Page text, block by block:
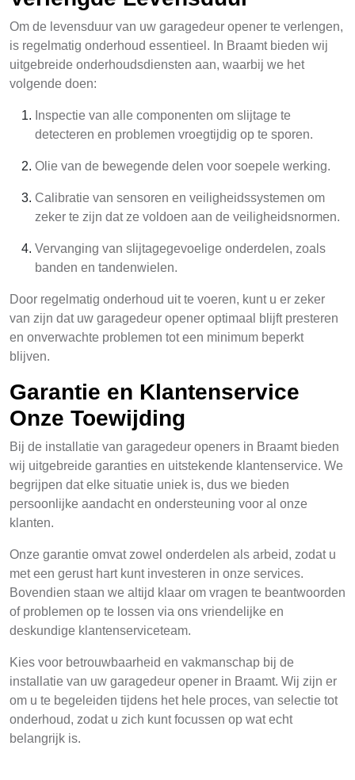
Om de levensduur van uw garagedeur opener te verlengen,
is regelmatig onderhoud essentieel. In Braamt bieden wij
uitgebreide onderhoudsdiensten aan, waarbij we het
volgende doen:
Inspectie van alle componenten om slijtage te
detecteren en problemen vroegtijdig op te sporen.
Olie van de bewegende delen voor soepele werking.
Calibratie van sensoren en veiligheidssystemen om
zeker te zijn dat ze voldoen aan de veiligheidsnormen.
Vervanging van slijtagegevoelige onderdelen, zoals
banden en tandenwielen.
Door regelmatig onderhoud uit te voeren, kunt u er zeker
van zijn dat uw garagedeur opener optimaal blijft presteren
en onverwachte problemen tot een minimum beperkt
blijven.
Garantie en Klantenservice
Onze Toewijding
Bij de installatie van garagedeur openers in Braamt bieden
wij uitgebreide garanties en uitstekende klantenservice. We
begrijpen dat elke situatie uniek is, dus we bieden
persoonlijke aandacht en ondersteuning voor al onze
klanten.
Onze garantie omvat zowel onderdelen als arbeid, zodat u
met een gerust hart kunt investeren in onze services.
Bovendien staan we altijd klaar om vragen te beantwoorden
of problemen op te lossen via ons vriendelijke en
deskundige klantenserviceteam.
Kies voor betrouwbaarheid en vakmanschap bij de
installatie van uw garagedeur opener in Braamt. Wij zijn er
om u te begeleiden tijdens het hele proces, van selectie tot
onderhoud, zodat u zich kunt focussen op wat echt
belangrijk is.